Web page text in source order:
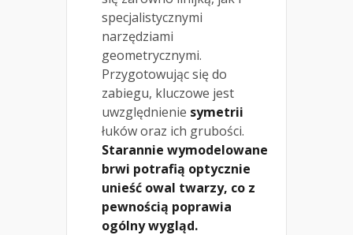
specjalistycznymi
narzędziami
geometrycznymi.
Przygotowując się do
zabiegu, kluczowe jest
uwzględnienie symetrii
łuków oraz ich grubości.
Starannie wymodelowane
brwi potrafią optycznie
unieść owal twarzy, co z
pewnością poprawia
ogólny wygląd.